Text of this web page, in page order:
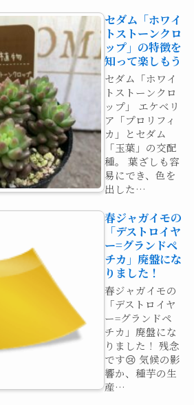
セダム「ホワイ
トストーンクロ
ップ」の特徴を
知って楽しもう
セダム「ホワイ
トストーンクロ
ップ」 エケベリ
ア「プロリフィ
カ」とセダム
「玉葉」の交配
種。 葉ざしも容
易にでき、色を
出した…
春ジャガイモの
「デストロイヤ
ー=グランドペ
チカ」廃盤にな
りました！
春ジャガイモの
「デストロイヤ
ー=グランドペ
チカ」廃盤にな
りました！ 残念
です😢 気候の影
響か、種芋の生
産…